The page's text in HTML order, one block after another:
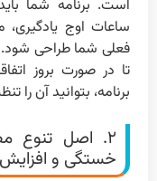
است. برنامه شما
ساعات اوج
فعلی شما طراحی شود.
تا در صورت بروز
برنامه، بتوانید آن را
۲. اصل تنوع
خستگی و